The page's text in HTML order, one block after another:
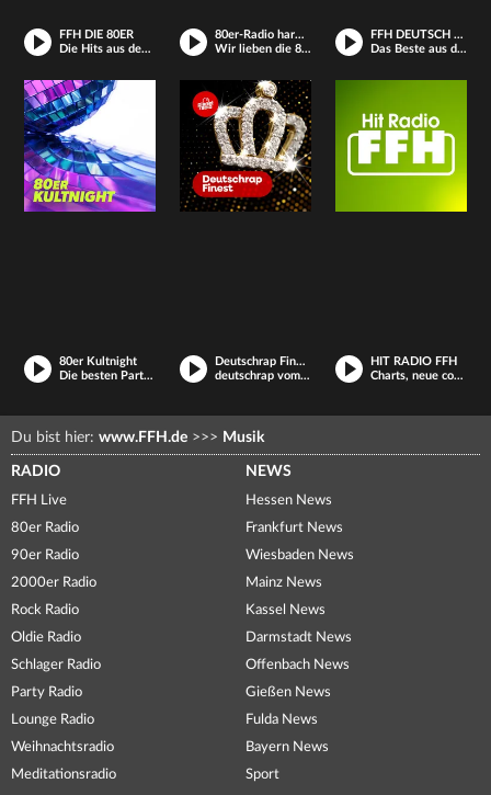
FFH DIE 80ER
Die Hits aus dem Kult-Jahrzehnt
80er-Radio harmony
Wir lieben die 80er!
FFH DEUTSCH PUR
Das Beste aus deutschem Rock, Pop und Rap - Hits & Klassiker
80er Kultnight
Die besten Partysongs der 80er
Deutschrap Finest
deutschrap vom allerfeinsten
HIT RADIO FFH
Charts, neue coole Hits und deine Lieblings-Songs
Du bist hier: www.FFH.de >>> Musik
RADIO
FFH Live
80er Radio
90er Radio
2000er Radio
Rock Radio
Oldie Radio
Schlager Radio
Party Radio
Lounge Radio
Weihnachtsradio
Meditationsradio
NEWS
Hessen News
Frankfurt News
Wiesbaden News
Mainz News
Kassel News
Darmstadt News
Offenbach News
Gießen News
Fulda News
Bayern News
Sport